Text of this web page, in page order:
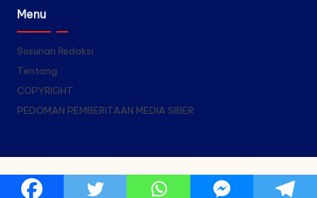
Menu
Susunan Redaksi
Tentang
COPYRIGHT
PEDOMAN PEMBERITAAN MEDIA SIBER
Copyright 2026 — Rilis Fakta. All rights reserved.